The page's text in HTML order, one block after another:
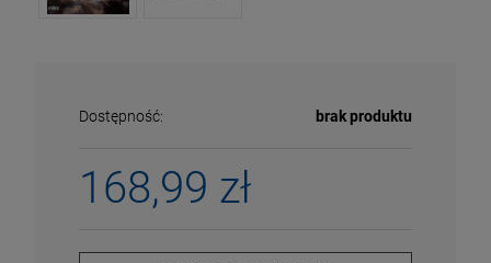
Dostępność: brak produktu
168,99 zł